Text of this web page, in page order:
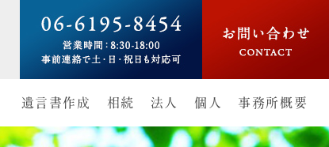
遺言書作成 相続 法人 個人 事務所概要